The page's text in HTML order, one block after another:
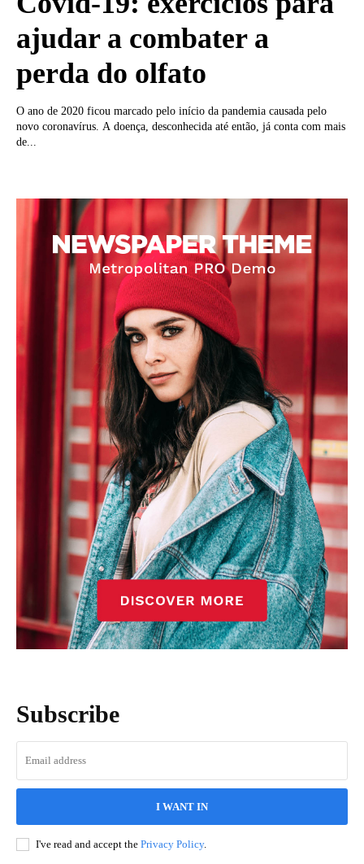
ajudar a combater a
perda do olfato
O ano de 2020 ficou marcado pelo início da pandemia causada pelo
novo coronavírus. A doença, desconhecida até então, já conta com mais
de...
Subscribe
I WANT IN
I've read and accept the Privacy Policy.